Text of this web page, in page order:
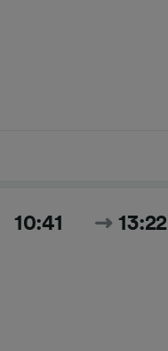
10:41 13:22